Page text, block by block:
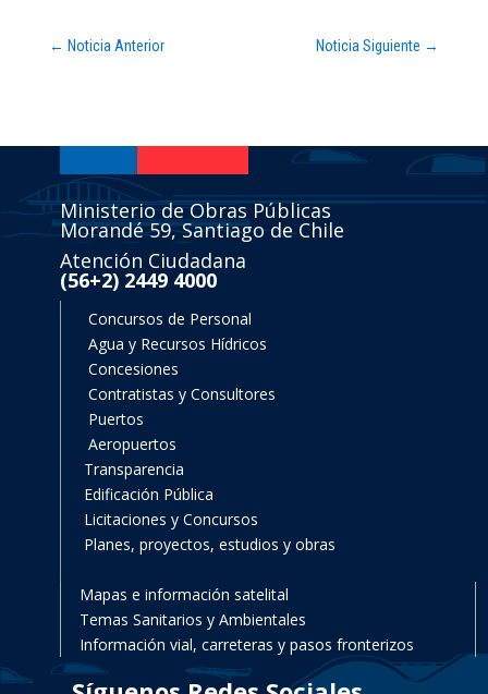
← Noticia Anterior Noticia Siguiente →
Ministerio de Obras Públicas
Morandé 59, Santiago de Chile
Atención Ciudadana
(56+2) 2449 4000
Concursos de Personal
Agua y Recursos Hídricos
Concesiones
Contratistas y Consultores
Puertos
Aeropuertos
Transparencia
Edificación Pública
Licitaciones y Concursos
Planes, proyectos, estudios y obras
Mapas e información satelital
Temas Sanitarios y Ambientales
Información vial, carreteras y pasos fronterizos